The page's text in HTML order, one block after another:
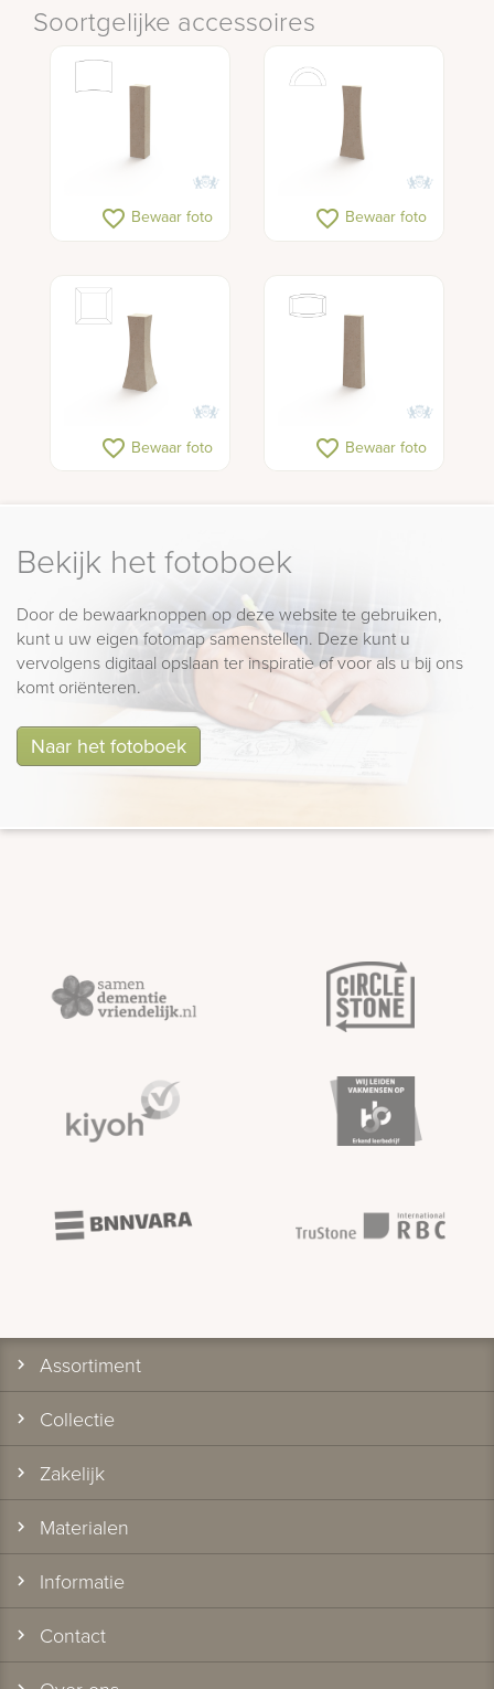
Soortgelijke accessoires
favorite_border Bewaar foto favorite_border Bewaar foto
favorite_border Bewaar foto favorite_border Bewaar foto
Bekijk het fotoboek
Door de bewaarknoppen op deze website te gebruiken,
kunt u uw eigen fotomap samenstellen. Deze kunt u
vervolgens digitaal opslaan ter inspiratie of voor als u bij ons
komt oriënteren.
Naar het fotoboek
Assortiment
Collectie
Zakelijk
Materialen
Informatie
Contact